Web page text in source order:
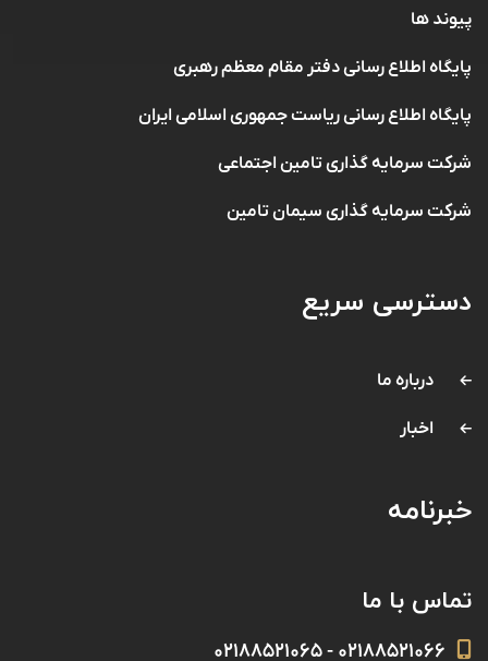
پیوند ها
پایگاه اطلاع رسانی دفتر مقام معظم رهبری
پایگاه اطلاع رسانی ریاست جمهوری اسلامی ایران
شرکت سرمایه گذاری تامین اجتماعی
شرکت سرمایه گذاری سیمان تامین
دسترسی سریع
درباره ما
اخبار
خبرنامه
تماس با ما
۰۲۱۸۸۵۲۱۰۶۶ - ۰۲۱۸۸۵۲۱۰۶۵